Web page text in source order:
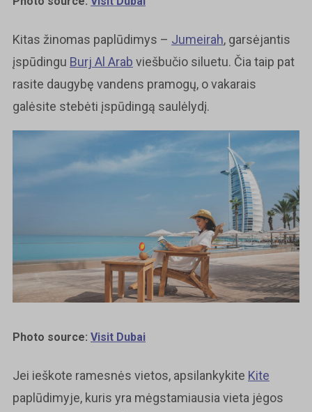
Kitas žinomas paplūdimys – Jumeirah, garsėjantis
įspūdingu Burj Al Arab viešbučio siluetu. Čia taip pat
rasite daugybę vandens pramogų, o vakarais
galėsite stebėti įspūdingą saulėlydį.
Photo source: Visit Dubai
Jei ieškote ramesnės vietos, apsilankykite Kite
paplūdimyje, kuris yra mėgstamiausia vieta jėgos